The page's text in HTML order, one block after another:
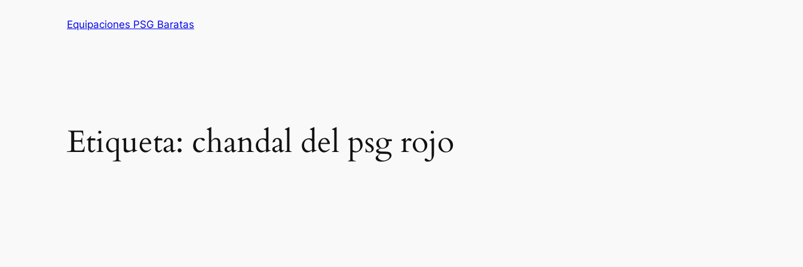
Equipaciones PSG Baratas
Etiqueta: chandal del psg rojo